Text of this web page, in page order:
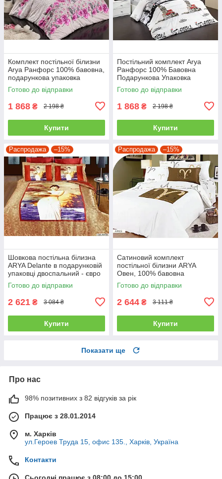
Комплект постільної білизни
Arya Ранфорс 100% бавовна,
подарункова упаковка
полуторний
Готово до відправки
1 868 ₴ 2 198 ₴
Купити
Постільний комплект Arya
Ранфорс 100% Бавовна
Подарункова Упаковка
полуторний
Готово до відправки
1 868 ₴ 2 198 ₴
Купити
Распродажа –15%
Шовкова постільна білизна
ARYA Delante в подарунковій
упаковці двоспальний - євро
Готово до відправки
2 621 ₴ 3 084 ₴
Купити
Распродажа –15%
Сатиновий комплект
постільної білизни ARYA
Овен, 100% бавовна
полуторний
Готово до відправки
2 644 ₴ 3 111 ₴
Купити
Показати ще
Про нас
98% позитивних з 82 відгуків за рік
Працює з 28.01.2014
м. Харків
ул.Героев Труда 15, офис 135., Харків, Україна
Контакти